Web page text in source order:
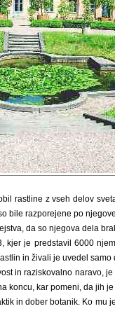
rastline z vseh delov
bile razporejene po
da so njegova dela
kjer je predstavil 6000
in živali je uvedel samo
in raziskovalno naravo,
koncu, kar pomeni, da jih
in dober botanik. Ko mu